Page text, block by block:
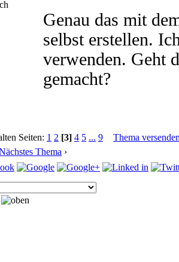
Genau das mit
selbst erstellen.
verwenden. Geht
gemacht?
Seiten: 1 2 [3] 4 5 ... 9
Thema
Thema ›